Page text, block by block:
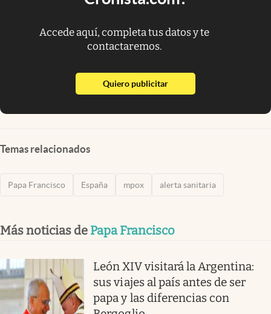
Accede aquí, completa tus datos y te
contactaremos.
Quiero publicitarabre en nueva pestaña
Temas relacionados
Papa Francisco España mpox alerta sanitaria
Más noticias de Papa Francisco
León XIV visitará la Argentina:
sus viajes al país antes de ser
papa y las diferencias con